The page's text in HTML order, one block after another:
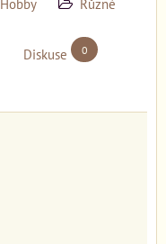
Diskuse 0